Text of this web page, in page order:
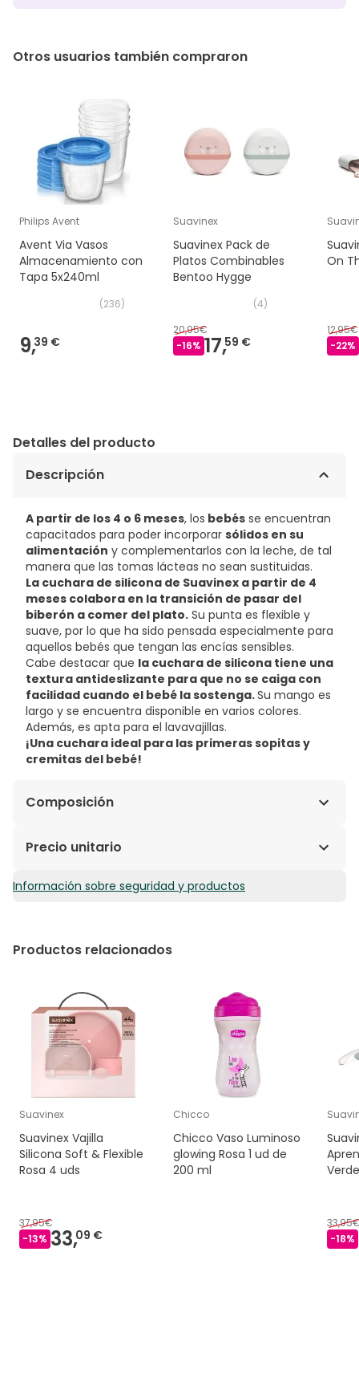
Otros usuarios también compraron
Philips Avent
Avent Via Vasos
Almacenamiento con
Tapa 5x240ml
(236)
9,39 €
Suavinex
Suavinex Pack de
Platos Combinables
Bentoo Hygge
(4)
20,95€
-16% 17,59 €
On
12,95€
-22%
Detalles del producto
Descripción
A partir de los 4 o 6 meses, los bebés se encuentran
capacitados para poder incorporar sólidos en su
alimentación y complementarlos con la leche, de tal
manera que las tomas lácteas no sean sustituidas.
La cuchara de silicona de Suavinex a partir de 4
meses colabora en la transición de pasar del
biberón a comer del plato. Su punta es flexible y
suave, por lo que ha sido pensada especialmente para
aquellos bebés que tengan las encías sensibles.
Cabe destacar que la cuchara de silicona tiene una
textura antideslizante para que no se caiga con
facilidad cuando el bebé la sostenga.Su mango es
largo y se encuentra disponible en varios colores.
Además, es apta para el lavavajillas.
¡Una cuchara ideal para las primeras sopitas y
cremitas del bebé!
Composición
Silicona.
Precio unitario
3,99€ / Unidades
Información sobre seguridad y productos
Productos relacionados
Suavinex
Suavinex Vajilla
Silicona Soft & Flexible
Rosa 4 uds
37,95€
-13% 33,09 €
Chicco
Chicco Vaso Luminoso
glowing Rosa 1 ud de
200 ml
-18%